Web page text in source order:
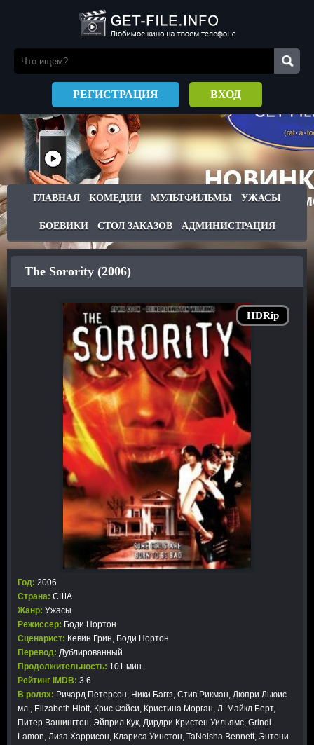
РЕГИСТРАЦИЯ ВХОД
ГЛАВНАЯ КОМЕДИИ МУЛЬТФИЛЬМЫ УЖАСЫ
БОЕВИКИ СТОЛ ЗАКАЗОВ АДМИНИСТРАЦИЯ
HDRip
The Sorority (2006)
Год: 2006
Страна: США
Жанр: Ужасы
Режиссер: Боди Нортон
Сценарист: Кевин Грин, Боди Нортон
Перевод: Дублированный
Продолжительность: 101 мин.
Рейтинг IMDB: 3.6
В ролях: Ричард Петерсон, Ники Баггз, Стив Рикман, Дюпри Льюис
мл., Elizabeth Hiott, Крис Фэйси, Кристина Морган, Л. Майкл Берт,
Питер Вашингтон, Эйприл Кук, Дирдри Кристен Уильямс, Grindl
Lamon, Лиза Харрисон, Клариса Уинстон, TaNeisha Bennett, Энтони